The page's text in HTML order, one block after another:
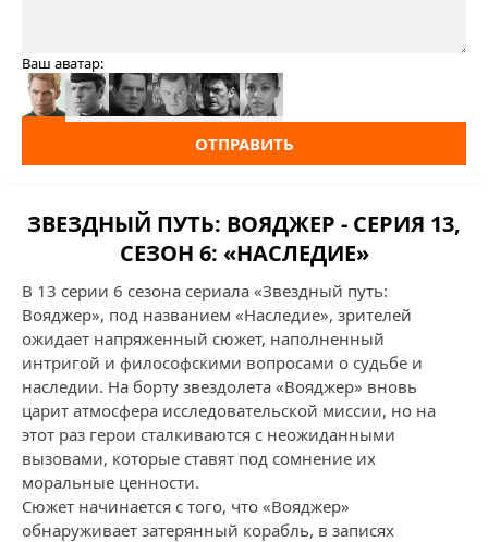
Ваш аватар:
ОТПРАВИТЬ
ЗВЕЗДНЫЙ ПУТЬ: ВОЯДЖЕР - СЕРИЯ 13,
СЕЗОН 6: «НАСЛЕДИЕ»
В 13 серии 6 сезона сериала «Звездный путь:
Вояджер», под названием «Наследие», зрителей
ожидает напряженный сюжет, наполненный
интригой и философскими вопросами о судьбе и
наследии. На борту звездолета «Вояджер» вновь
царит атмосфера исследовательской миссии, но на
этот раз герои сталкиваются с неожиданными
вызовами, которые ставят под сомнение их
моральные ценности.
Сюжет начинается с того, что «Вояджер»
обнаруживает затерянный корабль, в записях